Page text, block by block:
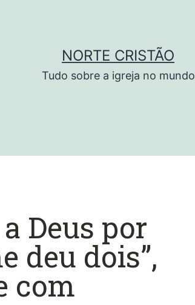
NORTE CRISTÃO
Tudo sobre a igreja no mundo
Deus por
deu dois”,
com